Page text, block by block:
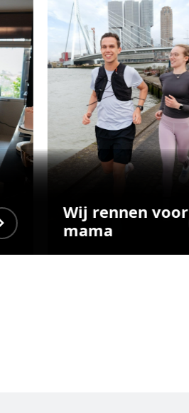
Wij rennen voor
mama